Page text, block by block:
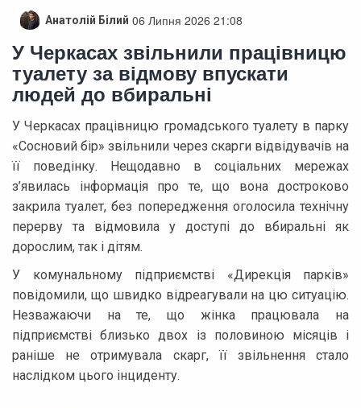
Анатолій Білий 06 Липня 2026 21:08
У Черкасах звільнили працівницю
туалету за відмову впускати
людей до вбиральні
У Черкасах працівницю громадського туалету в парку
«Сосновий бір» звільнили через скарги відвідувачів на
її поведінку. Нещодавно в соціальних мережах
з’явилась інформація про те, що вона достроково
закрила туалет, без попередження оголосила технічну
перерву та відмовила у доступі до вбиральні як
дорослим, так і дітям.
У комунальному підприємстві «Дирекція парків»
повідомили, що швидко відреагували на цю ситуацію.
Незважаючи на те, що жінка працювала на
підприємстві близько двох із половиною місяців і
раніше не отримувала скарг, її звільнення стало
наслідком цього інциденту.